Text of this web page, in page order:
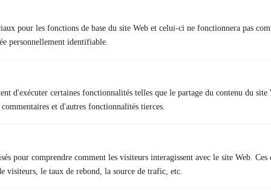
pour les fonctions de base du site Web et celui-ci ne fonctionnera pas
personnellement identifiable.
d'exécuter certaines fonctionnalités telles que le partage du contenu du site
et d'autres fonctionnalités tierces.
pour comprendre comment les visiteurs interagissent avec le site Web.
visiteurs, le taux de rebond, la source de trafic, etc.
+ Tests psychotechniques et médicaux